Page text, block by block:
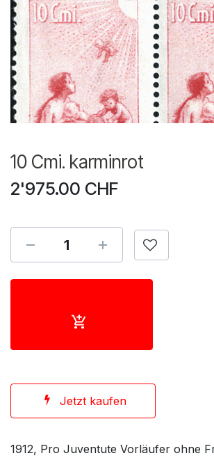
10 Cmi. karminrot
2'975.00 CHF
Jetzt kaufen
1912, Pro Juventute Vorläufer ohne